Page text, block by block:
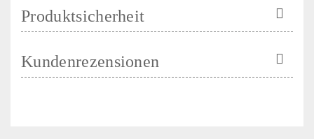
Produktsicherheit
Kundenrezensionen